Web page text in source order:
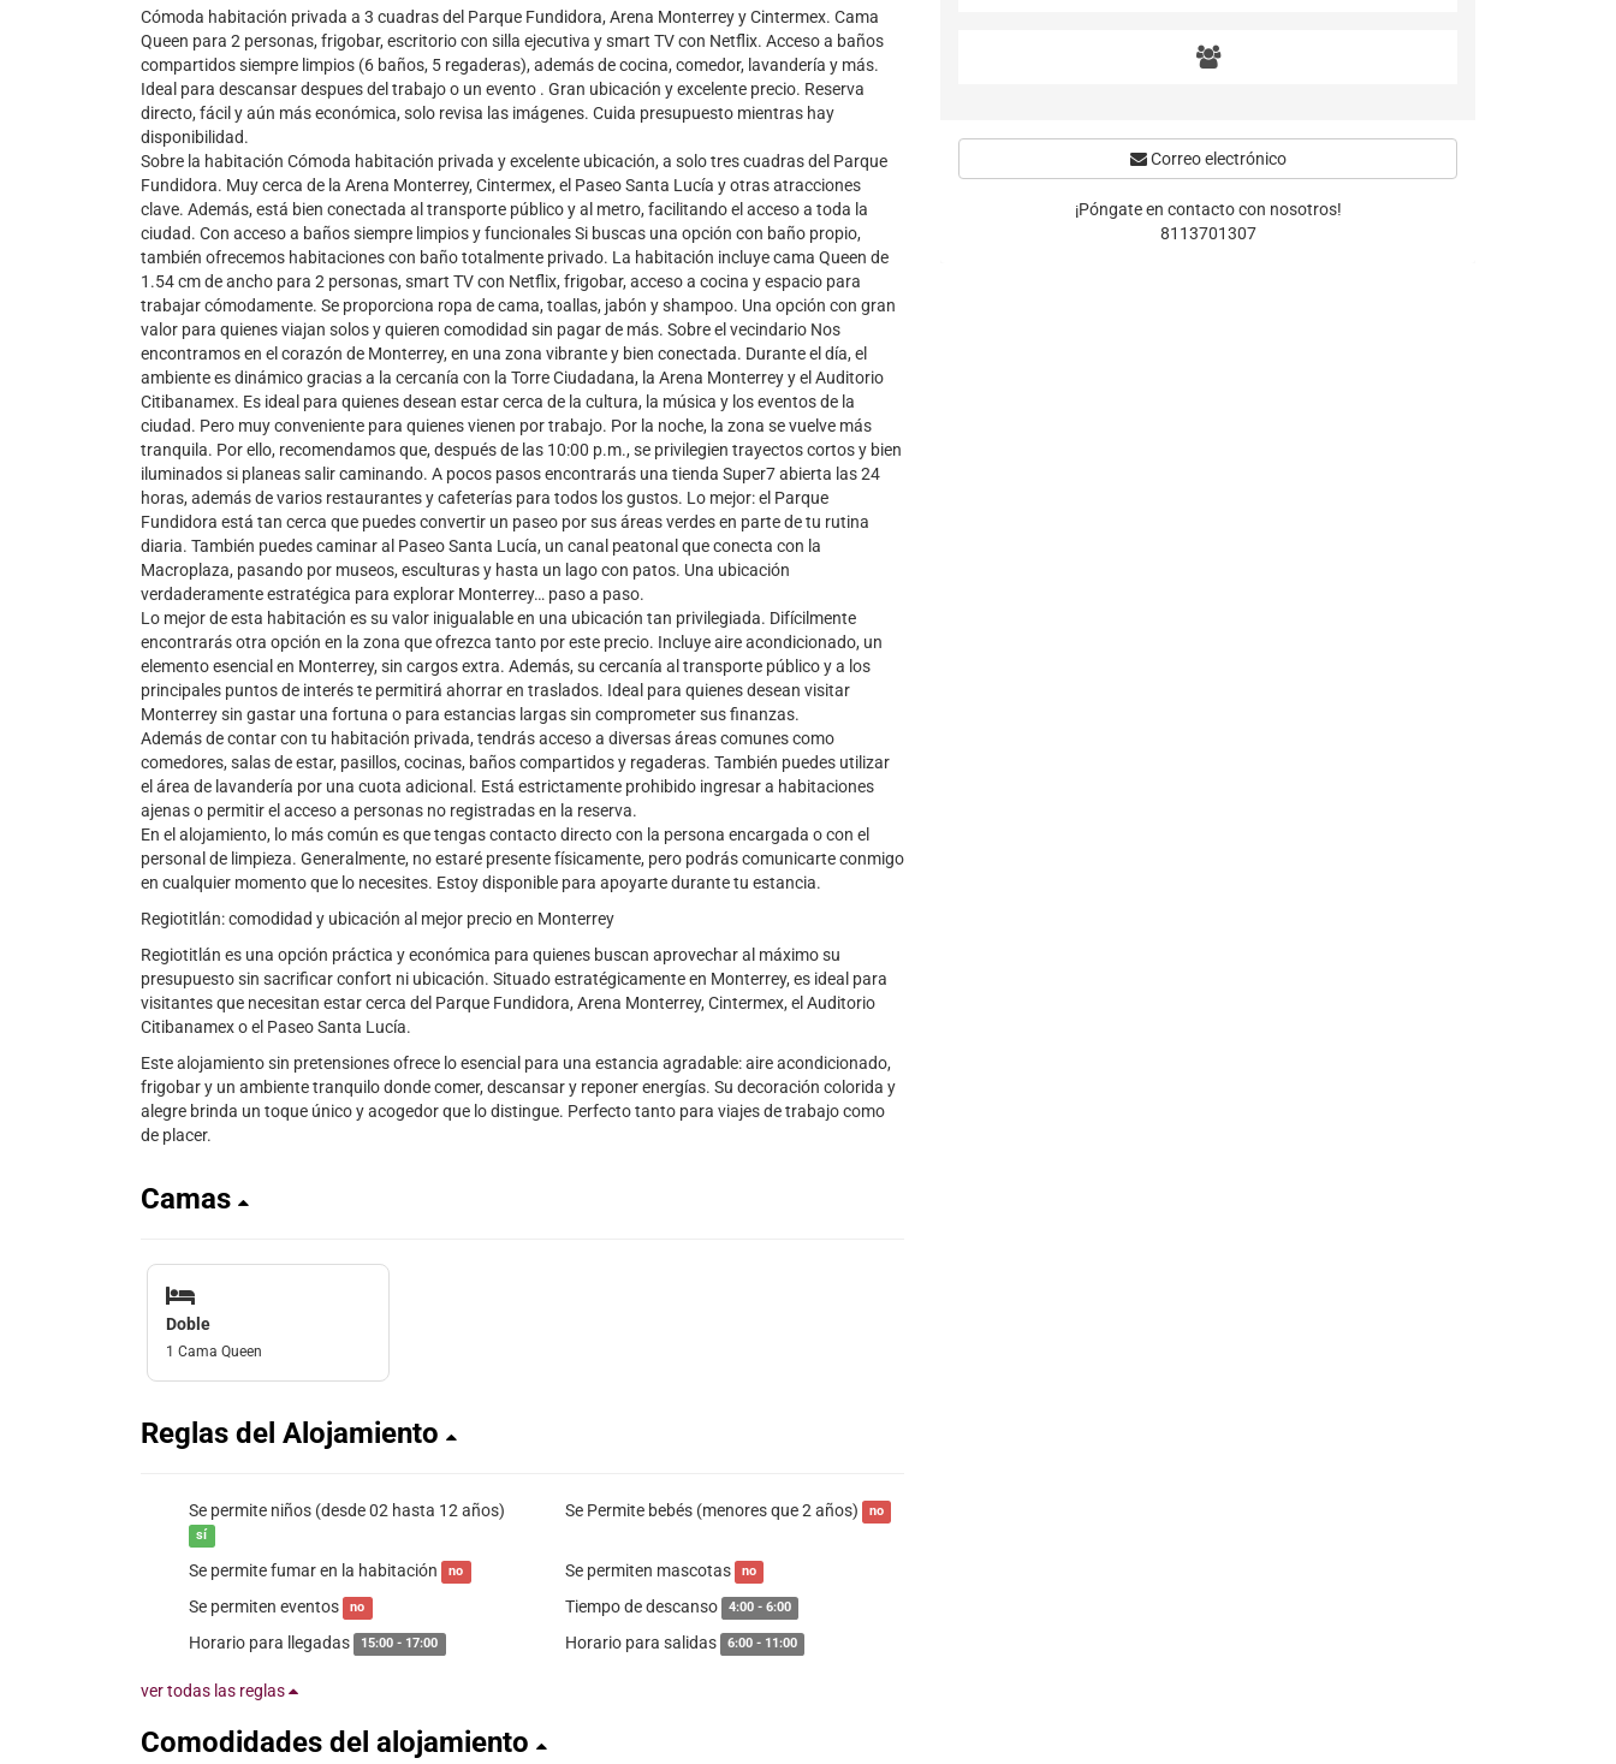
Cómoda habitación privada a 3 cuadras del Parque Fundidora, Arena Monterrey y Cintermex. Cama
Queen para 2 personas, frigobar, escritorio con silla ejecutiva y smart TV con Netflix. Acceso a baños
compartidos siempre limpios (6 baños, 5 regaderas), además de cocina, comedor, lavandería y más.
Ideal para descansar despues del trabajo o un evento . Gran ubicación y excelente precio. Reserva
directo, fácil y aún más económica, solo revisa las imágenes. Cuida presupuesto mientras hay
disponibilidad.
Sobre la habitación Cómoda habitación privada y excelente ubicación, a solo tres cuadras del Parque
Fundidora. Muy cerca de la Arena Monterrey, Cintermex, el Paseo Santa Lucía y otras atracciones
clave. Además, está bien conectada al transporte público y al metro, facilitando el acceso a toda la
ciudad. Con acceso a baños siempre limpios y funcionales Si buscas una opción con baño propio,
también ofrecemos habitaciones con baño totalmente privado. La habitación incluye cama Queen de
1.54 cm de ancho para 2 personas, smart TV con Netflix, frigobar, acceso a cocina y espacio para
trabajar cómodamente. Se proporciona ropa de cama, toallas, jabón y shampoo. Una opción con gran
valor para quienes viajan solos y quieren comodidad sin pagar de más. Sobre el vecindario Nos
encontramos en el corazón de Monterrey, en una zona vibrante y bien conectada. Durante el día, el
ambiente es dinámico gracias a la cercanía con la Torre Ciudadana, la Arena Monterrey y el Auditorio
Citibanamex. Es ideal para quienes desean estar cerca de la cultura, la música y los eventos de la
ciudad. Pero muy conveniente para quienes vienen por trabajo. Por la noche, la zona se vuelve más
tranquila. Por ello, recomendamos que, después de las 10:00 p.m., se privilegien trayectos cortos y bien
iluminados si planeas salir caminando. A pocos pasos encontrarás una tienda Super7 abierta las 24
horas, además de varios restaurantes y cafeterías para todos los gustos. Lo mejor: el Parque
Fundidora está tan cerca que puedes convertir un paseo por sus áreas verdes en parte de tu rutina
diaria. También puedes caminar al Paseo Santa Lucía, un canal peatonal que conecta con la
Macroplaza, pasando por museos, esculturas y hasta un lago con patos. Una ubicación
verdaderamente estratégica para explorar Monterrey… paso a paso.
Lo mejor de esta habitación es su valor inigualable en una ubicación tan privilegiada. Difícilmente
encontrarás otra opción en la zona que ofrezca tanto por este precio. Incluye aire acondicionado, un
elemento esencial en Monterrey, sin cargos extra. Además, su cercanía al transporte público y a los
principales puntos de interés te permitirá ahorrar en traslados. Ideal para quienes desean visitar
Monterrey sin gastar una fortuna o para estancias largas sin comprometer sus finanzas.
Además de contar con tu habitación privada, tendrás acceso a diversas áreas comunes como
comedores, salas de estar, pasillos, cocinas, baños compartidos y regaderas. También puedes utilizar
el área de lavandería por una cuota adicional. Está estrictamente prohibido ingresar a habitaciones
ajenas o permitir el acceso a personas no registradas en la reserva.
En el alojamiento, lo más común es que tengas contacto directo con la persona encargada o con el
personal de limpieza. Generalmente, no estaré presente físicamente, pero podrás comunicarte conmigo
en cualquier momento que lo necesites. Estoy disponible para apoyarte durante tu estancia.
Regiotitlán: comodidad y ubicación al mejor precio en Monterrey
Regiotitlán es una opción práctica y económica para quienes buscan aprovechar al máximo su
presupuesto sin sacrificar confort ni ubicación. Situado estratégicamente en Monterrey, es ideal para
visitantes que necesitan estar cerca del Parque Fundidora, Arena Monterrey, Cintermex, el Auditorio
Citibanamex o el Paseo Santa Lucía.
Este alojamiento sin pretensiones ofrece lo esencial para una estancia agradable: aire acondicionado,
frigobar y un ambiente tranquilo donde comer, descansar y reponer energías. Su decoración colorida y
alegre brinda un toque único y acogedor que lo distingue. Perfecto tanto para viajes de trabajo como
de placer.
Camas
Doble
1 Cama Queen
Reglas del Alojamiento
Se permite niños (desde 02 hasta 12 años)
sí
Se Permite bebés (menores que 2 años) no
Se permite fumar en la habitación no Se permiten mascotas no
Se permiten eventos no Tiempo de descanso 4:00 - 6:00
Horario para llegadas 15:00 - 17:00 Horario para salidas 6:00 - 11:00
ver todas las reglas
Comodidades del alojamiento
Correo electrónico
¡Póngate en contacto con nosotros!
8113701307